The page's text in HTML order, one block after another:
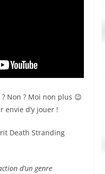
Non ? Moi non plus 😉
envie d’y jouer !
Death Stranding
d’un genre